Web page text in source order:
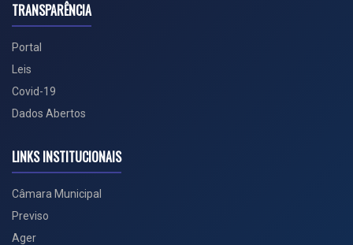
TRANSPARÊNCIA
Portal
Leis
Covid-19
Dados Abertos
LINKS INSTITUCIONAIS
Câmara Municipal
Previso
Ager